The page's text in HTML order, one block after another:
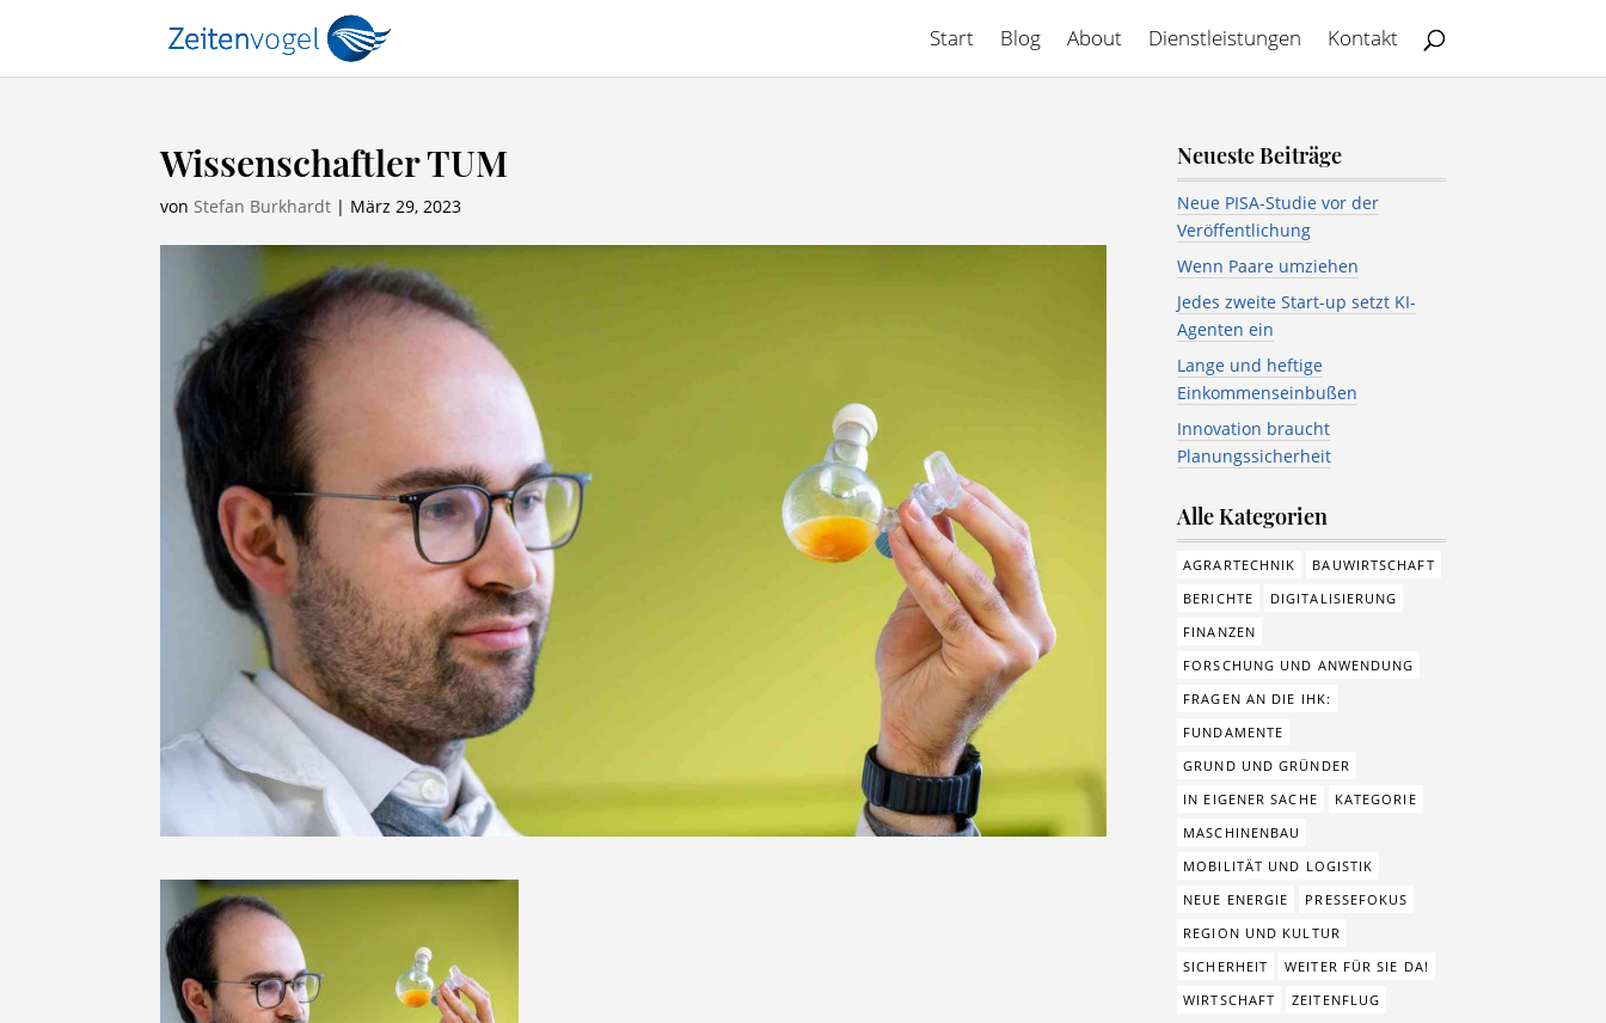
Start Blog About Dienstleistungen Kontakt
Wissenschaftler TUM
vonStefan Burkhardt | März 29, 2023
Neueste Beiträge
Neue PISA-Studie vor der
Veröffentlichung
Wenn Paare umziehen
Jedes zweite Start-up setzt KI-
Agenten ein
Lange und heftige
Einkommenseinbußen
Innovation braucht
Planungssicherheit
Alle Kategorien
AGRARTECHNIK
BAUWIRTSCHAFT
BERICHTE
DIGITALISIERUNG
FINANZEN
FORSCHUNG UND ANWENDUNG
FRAGEN AN DIE IHK:
FUNDAMENTE
GRUND UND GRÜNDER
IN EIGENER SACHE
KATEGORIE
MASCHINENBAU
MOBILITÄT UND LOGISTIK
NEUE ENERGIE
PRESSEFOKUS
REGION UND KULTUR
SICHERHEIT
WEITER FÜR SIE DA!
WIRTSCHAFT
ZEITENFLUG